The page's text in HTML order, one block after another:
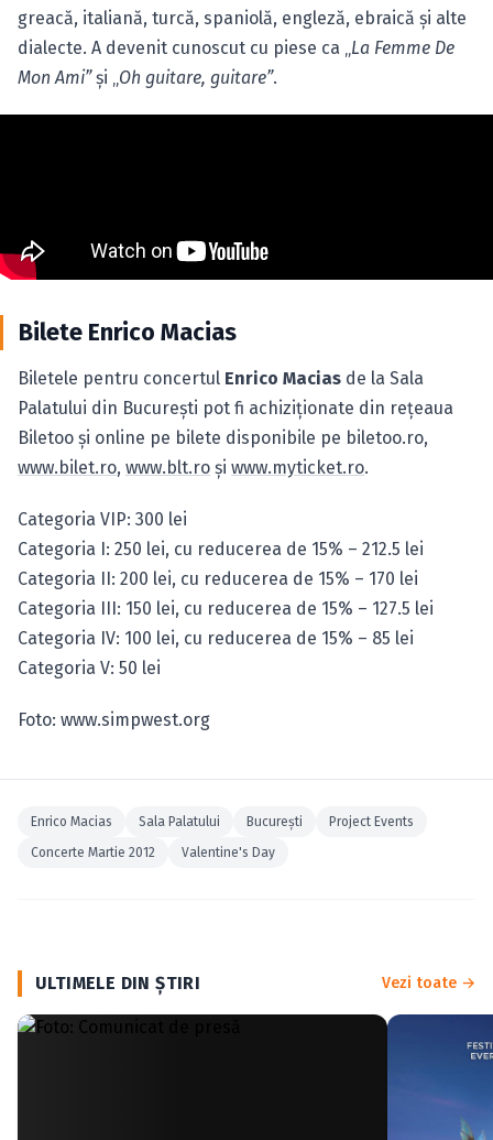
greacă, italiană, turcă, spaniolă, engleză, ebraică şi alte
dialecte. A devenit cunoscut cu piese ca „ La Femme De
Mon Ami”şi „ Oh guitare, guitare”.
Bilete Enrico Macias
Biletele pentru concertul Enrico Macias de la Sala
Palatului din Bucureşti pot fi achiziţionate din reţeaua
Biletoo şi online pe bilete disponibile pe biletoo.ro,
www.bilet.ro, www.blt.ro şi www.myticket.ro.
Categoria VIP: 300 lei
Categoria I: 250 lei, cu reducerea de 15% – 212.5 lei
Categoria II: 200 lei, cu reducerea de 15% – 170 lei
Categoria III: 150 lei, cu reducerea de 15% – 127.5 lei
Categoria IV: 100 lei, cu reducerea de 15% – 85 lei
Categoria V: 50 lei
Foto: www.simpwest.org
Enrico Macias Sala Palatului Bucureşti
Project Events
Concerte Martie 2012
Valentine's Day
ULTIMELE DIN ŞTIRI Vezi toate →